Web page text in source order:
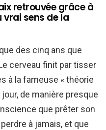
retrouvée grâce à
vrai sens de la
des cinq ans que
cerveau finit par tisser
à la fameuse « théorie
jour, de manière presque
que prêter son
à jamais, et que